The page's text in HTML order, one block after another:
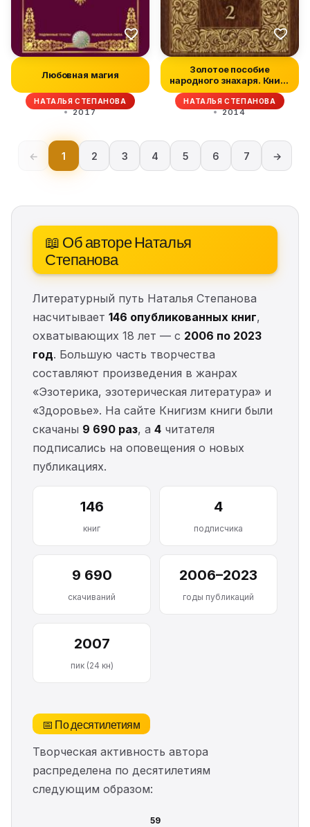
Любовная магия
НАТАЛЬЯ СТЕПАНОВА
2017
Золотое пособие
народного знахаря. Книга
2
НАТАЛЬЯ СТЕПАНОВА
2014
← 1 2 3 4 5 6 7 →
📖 Об авторе Наталья
Степанова
Литературный путь Наталья Степанова
насчитывает 146 опубликованных книг,
охватывающих 18 лет — с 2006 по 2023
год. Большую часть творчества
составляют произведения в жанрах
«Эзотерика, эзотерическая литература» и
«Здоровье». На сайте Книгизм книги были
скачаны 9 690 раз, а 4 читателя
подписались на оповещения о новых
публикациях.
146
книг
4
подписчика
9 690
скачиваний
2006–2023
годы публикаций
2007
пик (24 кн)
📅 По десятилетиям
Творческая активность автора
распределена по десятилетиям
следующим образом:
59